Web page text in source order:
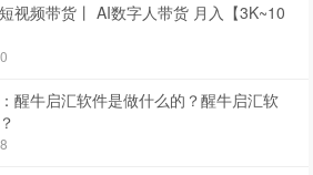
视频带货丨 AI数字人带货 月入【3K~10
醒牛启汇软件是做什么的？醒牛启汇软